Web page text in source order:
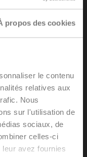
propos des cookies
le contenu
relatives aux
Nous
sur l'utilisation de
sociaux, de
celles-ci
avez fournies
V, Tout-ou-